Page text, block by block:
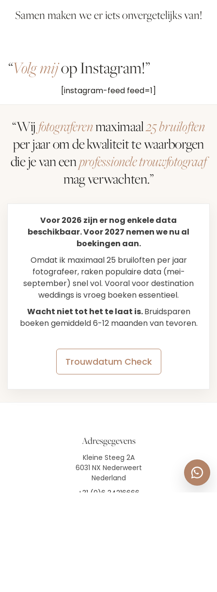
Samen maken we er iets onvergetelijks van!
“Volg mijop Instagram!”
[instagram-feed feed=1]
“Wij fotograferenmaximaal25 bruiloften
per jaar om de kwaliteit te waarborgen
die je van eenprofessionele trouwfotograaf
mag verwachten.”
Voor 2026 zijn er nog enkele data
beschikbaar. Voor 2027 nemen we nu al
boekingen aan.
Omdat ik maximaal 25 bruiloften per jaar
fotografeer, raken populaire data (mei-
september) snel vol. Vooral voor destination
weddings is vroeg boeken essentieel.
Wacht niet tot het te laat is.Bruidsparen
boeken gemiddeld 6-12 maanden van tevoren.
Trouwdatum Check
Adresgegevens
Kleine Steeg 2A
6031 NX Nederweert
Nederland
+31 (0)6 34216666